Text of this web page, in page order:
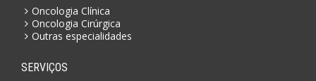
Oncologia Clínica
Oncologia Cirúrgica
Outras especialidades
SERVIÇOS